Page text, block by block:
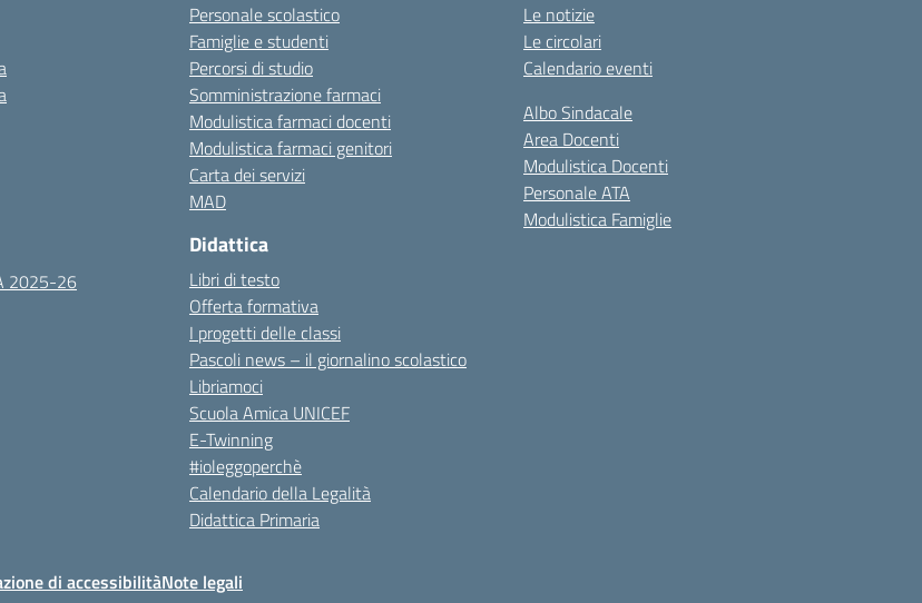
2025-26
Personale scolastico
Famiglie e studenti
Percorsi di studio
Somministrazione farmaci
Modulistica farmaci docenti
Modulistica farmaci genitori
Carta dei servizi
MAD
Didattica
Libri di testo
Offerta formativa
I progetti delle classi
Pascoli news – il giornalino scolastico
Libriamoci
Scuola Amica UNICEF
E-Twinning
#ioleggoperchè
Calendario della Legalità
Didattica Primaria
Le notizie
Le circolari
Calendario eventi
Albo Sindacale
Area Docenti
Modulistica Docenti
Personale ATA
Modulistica Famiglie
di accessibilitàNote legali